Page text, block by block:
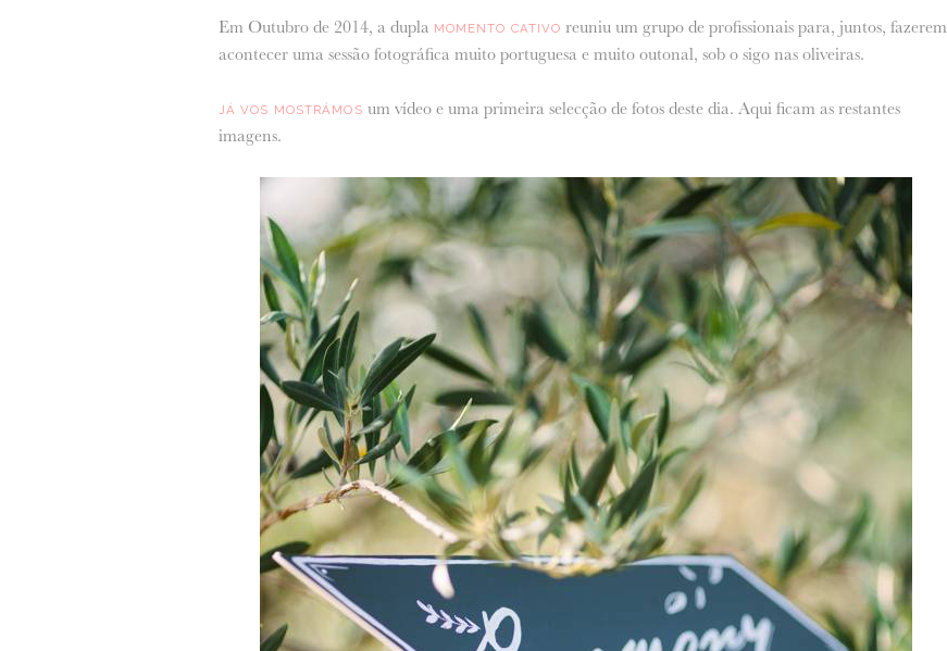
Em Outubro de 2014, a dupla MOMENTO CATIVO reuniu um grupo de profissionais para, juntos, fazerem
acontecer uma sessão fotográfica muito portuguesa e muito outonal, sob o sigo nas oliveiras.
JÁ VOS MOSTRÁMOS um vídeo e uma primeira selecção de fotos deste dia. Aqui ficam as restantes
imagens.